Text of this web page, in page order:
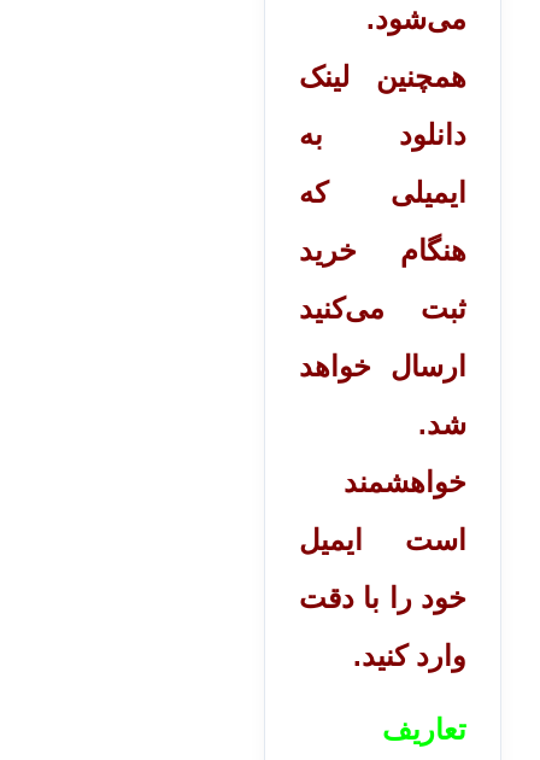
می‌شود.
همچنین لینک
دانلود به
ایمیلی که
هنگام خرید
ثبت می‌کنید
ارسال خواهد
شد.
خواهشمند
است ایمیل
خود را با دقت
وارد کنید.
تعاریف